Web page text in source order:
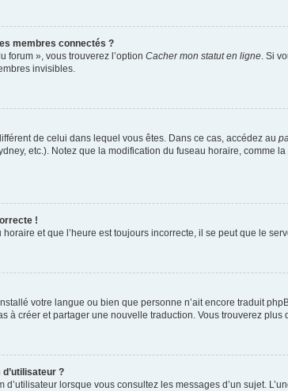
membres connectés ?
forum », vous trouverez l’option Cacher mon statut en ligne. Si
invisibles.
de celui dans lequel vous êtes. Dans ce cas, accédez au
etc.). Notez que la modification du fuseau horaire, comme
!
et que l’heure est toujours incorrecte, il se peut que le
votre langue ou bien que personne n’ait encore traduit
à créer et partager une nouvelle traduction. Vous trouverez plus
?
d’utilisateur lorsque vous consultez les messages d’un sujet.